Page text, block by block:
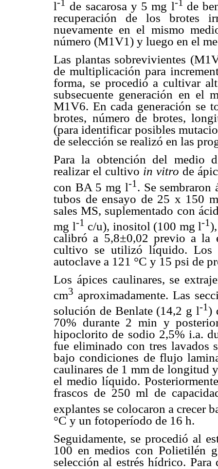
l-1 de sacarosa y 5 mg l-1 de
recuperación de los brotes
nuevamente en el mismo
número (M1V1) y luego en el
Las plantas sobrevivientes
de multiplicación para
forma, se procedió a cultivar
subsecuente generación en el
M1V6. En cada generación se
brotes, número de brotes,
(para identificar posibles
de selección se realizó en las
Para la obtención del medio
realizar el cultivo in vitro de
con BA 5 mg l-1 . Se
tubos de ensayo de 25 x 150
sales MS, suplementado con
mg l-1 c/u), inositol (100 mg l-1
calibró a 5,8±0,02 previo a la
cultivo se utilizó líquido. Los
autoclave a 121 °C y 15 psi de
Los ápices caulinares, se
cm3 aproximadamente. Las
solución de Benlate (14,2 g l-1)
70% durante 2 min y
hipoclorito de sodio 2,5% i.a.
fue eliminado con tres lavados
bajo condiciones de flujo
caulinares de 1 mm de longitud
el medio líquido.
frascos de 250 ml de
explantes se colocaron a crecer
°C y un fotoperíodo de 16 h.
Seguidamente, se procedió al
100 en medios con Polietilén
selección al estrés hídrico. Para